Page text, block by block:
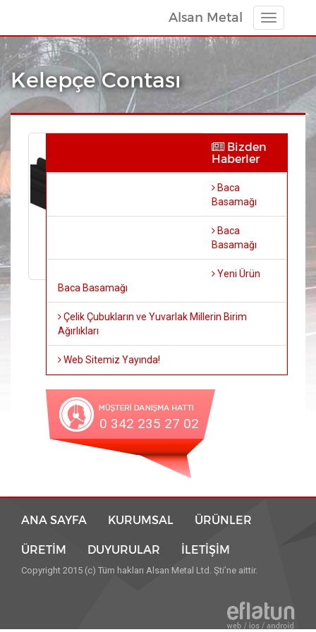
Toggle
Alsan Metal
Kelepçe Contası
Bizden
Haberler
Baca
Basamağı
Baca
Basamağı
Yeni Ürün
Baca Basamağı
Çelik Çubukların ve Yuvarlak Millerin Birim
Ağırlıkları
Web Sitemiz Yayında!
0 342 235 27 02
ANA SAYFA KURUMSAL ÜRÜNLER
ÜRETİM DUYURULAR İLETİŞİM
Copyright 2015 (c) Tüm hakları Alsan Metal Ltd. Şti’ne aittir.